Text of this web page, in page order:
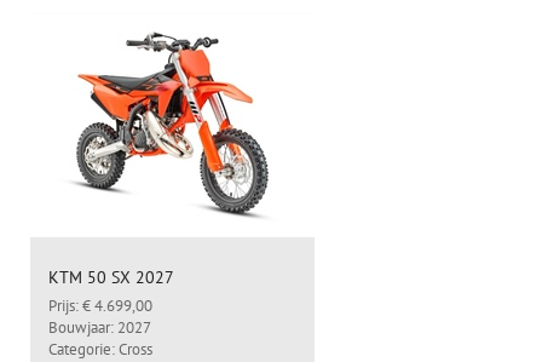
KTM 50 SX 2027
Prijs: € 4.699,00
Bouwjaar: 2027
Categorie: Cross